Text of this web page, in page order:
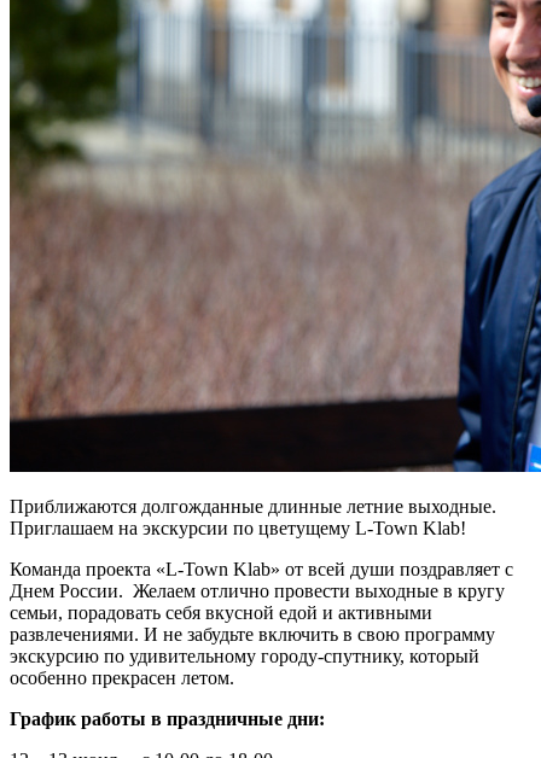
Приближаются долгожданные длинные летние выходные.
Приглашаем на экскурсии по цветущему L-Town Klab!
Команда проекта «L-Town Klab» от всей души поздравляет с
Днем России. Желаем отлично провести выходные в кругу
семьи, порадовать себя вкусной едой и активными
развлечениями. И не забудьте включить в свою программу
экскурсию по удивительному городу-спутнику, который
особенно прекрасен летом.
График работы в праздничные дни: